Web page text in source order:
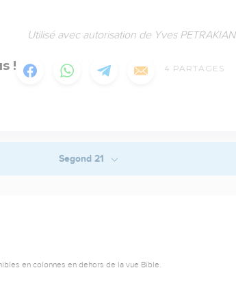
Utilisé avec autorisation de Yves PETRAKIAN
! 4 PARTAGES
Segond 21
en colonnes en dehors de la vue Bible.